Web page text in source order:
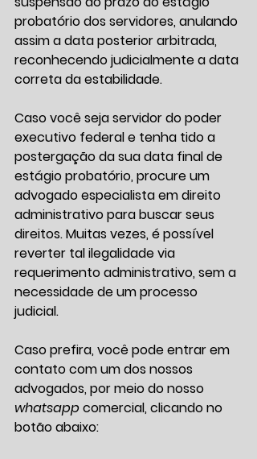
probatório dos servidores, anulando
assim a data posterior arbitrada,
reconhecendo judicialmente a data
correta da estabilidade.
Caso você seja servidor do poder
executivo federal e tenha tido a
postergação da sua data final de
estágio probatório, procure um
advogado especialista em direito
administrativo para buscar seus
direitos. Muitas vezes, é possível
reverter tal ilegalidade via
requerimento administrativo, sem a
necessidade de um processo
judicial.
Caso prefira, você pode entrar em
contato com um dos nossos
advogados, por meio do nosso
whatsapp comercial, clicando no
botão abaixo: